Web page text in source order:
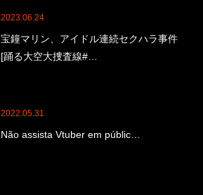
2023.06.24
宝鐘マリン、アイドル連続セクハラ事件
[踊る大空大捜査線#…
2022.05.31
Não assista Vtuber em públic…